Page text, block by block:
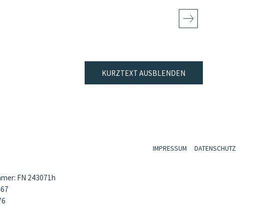
KURZTEXT AUSBLENDEN
FN 243071h
IMPRESSUM DATENSCHUTZ